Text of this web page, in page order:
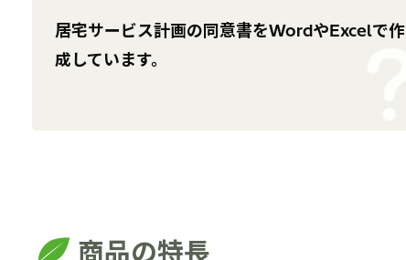
居宅サービス計画の同意書をWordやExcelで作
成しています。
商品の特長